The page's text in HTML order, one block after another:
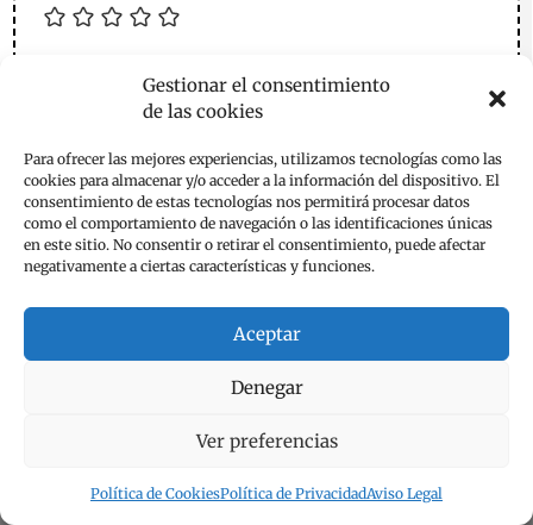
Gestionar el consentimiento
de las cookies
Para ofrecer las mejores experiencias, utilizamos tecnologías como las
cookies para almacenar y/o acceder a la información del dispositivo. El
consentimiento de estas tecnologías nos permitirá procesar datos
como el comportamiento de navegación o las identificaciones únicas
en este sitio. No consentir o retirar el consentimiento, puede afectar
negativamente a ciertas características y funciones.
Aceptar
Denegar
Ver preferencias
Política de CookiesPolítica de PrivacidadAviso Legal